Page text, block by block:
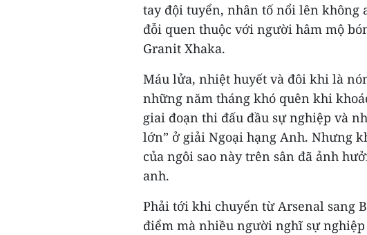
tay đội tuyển, nhân tố nổi lên không
đỗi quen thuộc với người hâm mộ
Granit Xhaka.
Máu lửa, nhiệt huyết và đôi khi là
những năm tháng khó quên khi
giai đoạn thi đấu đầu sự nghiệp và
lớn” ở giải Ngoại hạng Anh. Nhưng
của ngôi sao này trên sân đã ảnh
anh.
Phải tới khi chuyển từ Arsenal sang
điểm mà nhiều người nghĩ sự